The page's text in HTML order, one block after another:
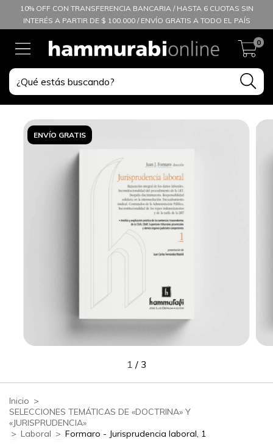
10% OFF CON TRANSFERENCIA BANCARIA / HASTA 6 CUOTAS SIN
INTERÉS A PARTIR DE $ 100.000 / ENVÍO GRATIS A TODO EL PAÍS
0
ENVÍO GRATIS
1 / 3
Inicio >
SELECCIONES TEMÁTICAS DE «DOCTRINA» Y
«JURISPRUDENCIA»
> Laboral > Formaro - Jurisprudencia laboral, 1